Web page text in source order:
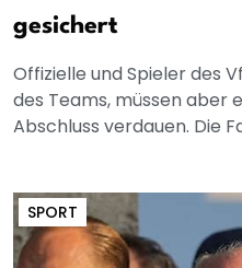
gesichert
Offizielle und Spieler des
des Teams, müssen aber
Abschluss verdauen. Die
SPORT